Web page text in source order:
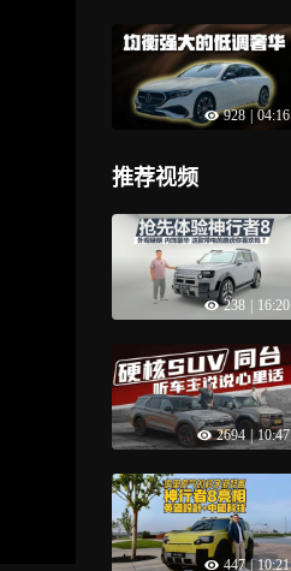
928 04:16
推荐视频
238 16:20
2694 10:47
447 | 10:21